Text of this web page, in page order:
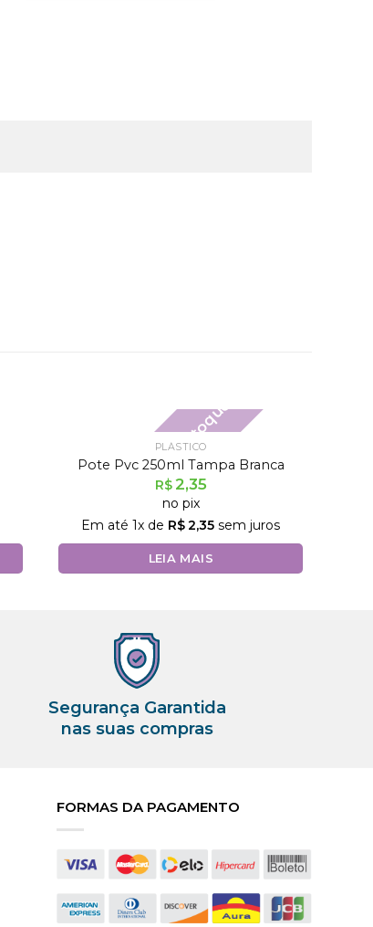
Fora de estoque
PLÁSTICO
Pote Pvc 250ml Tampa Branca
R$2,35
no pix
Em até1x de R$2,35 sem juros
LEIA MAIS
Segurança Garantida
nas suas compras
FORMAS DA PAGAMENTO